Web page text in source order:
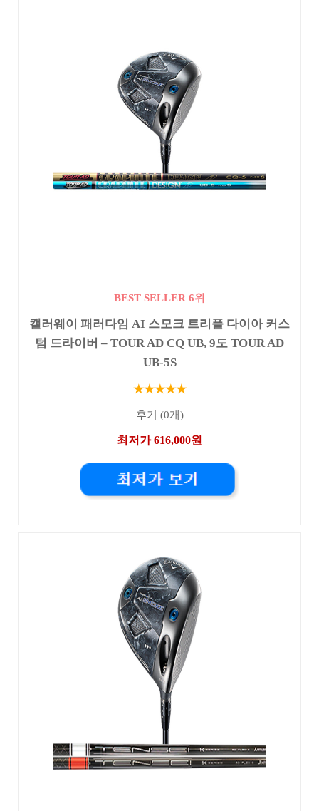
BEST SELLER 6위
캘러웨이 패러다임 AI 스모크 트리플 다이아 커스
텀 드라이버 – TOUR AD CQ UB, 9도 TOUR AD
UB-5S
★★★★★
후기 (0개)
최저가 616,000원